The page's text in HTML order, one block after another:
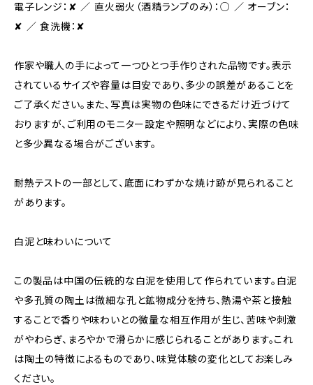
電子レンジ：✘ ／ 直火弱火（酒精ランプのみ）：○ ／ オーブン：
✘ ／ 食洗機：✘
作家や職人の手によって一つひとつ手作りされた品物です。表示
されているサイズや容量は目安であり、多少の誤差があることを
ご了承ください。また、写真は実物の色味にできるだけ近づけて
おりますが、ご利用のモニター設定や照明などにより、実際の色味
と多少異なる場合がございます。
耐熱テストの一部として、底面にわずかな焼け跡が見られること
があります。
白泥と味わいについて
この製品は中国の伝統的な白泥を使用して作られています。白泥
や多孔質の陶土は微細な孔と鉱物成分を持ち、熱湯や茶と接触
することで香りや味わいとの微量な相互作用が生じ、苦味や刺激
がやわらぎ、まろやかで滑らかに感じられることがあります。これ
は陶土の特徴によるものであり、味覚体験の変化としてお楽しみ
ください。